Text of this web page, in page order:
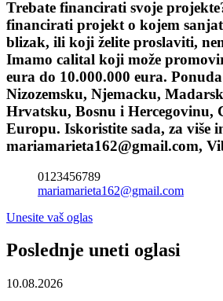
Trebate financirati svoje
financirati projekt o kojem
blizak, ili koji želite proslaviti,
Imamo calital koji može
eura do 10.000.000 eura.
Nizozemsku, Njemacku,
Hrvatsku, Bosnu i Hercegovinu,
Europu. Iskoristite sada, za više
mariamarieta162@gmail.com,
0123456789
mariamarieta162@gmail.com
Unesite vaš oglas
Poslednje uneti oglasi
10.08.2026